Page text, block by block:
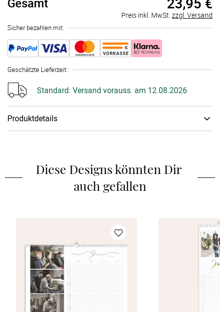
Preis inkl. MwSt. zzgl. Versand
Sicher bezahlen mit:
Geschätzte Lieferzeit:
Standard: Versand vorauss. am 12.08.2026
Produktdetails
Diese Designs könnten Dir
auch gefallen